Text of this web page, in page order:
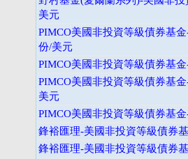
美元
PIMCO美國非投資等級債券基
份/美元
PIMCO美國非投資等級債券基
PIMCO美國非投資等級債券基
美元
PIMCO美國非投資等級債券基
鋒裕匯理-美國非投資等級債券
鋒裕匯理-美國非投資等級債券